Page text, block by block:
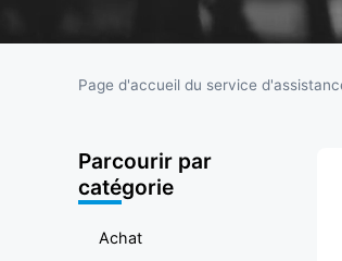
sportifs et
théâtre |
plateforme
d'achat et
Page d'accueil du service
Parcourir par
catégorie
Achat